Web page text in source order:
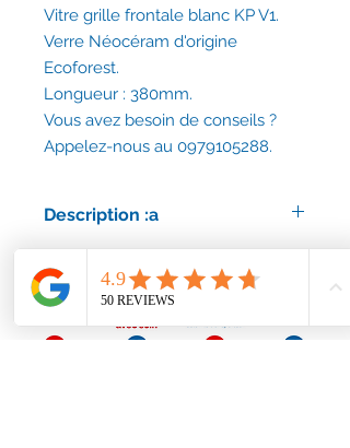
Vitre grille frontale blanc KP V1.
Verre Néocéram d'origine
Ecoforest.
Longueur : 380mm.
Vous avez besoin de conseils ?
Appelez-nous au 0979105288.
Description :a
Code EAN : 8436541901292.
Vitre d'origine Ecoforest.
Délais d'expédition : 30 jours ouvrés.